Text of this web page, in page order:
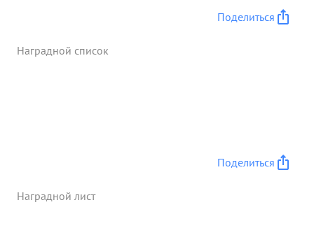
перед родиной. тов. ДАЛМАТОВ на протяжении
бывал в боевых порядках частей и
Поделиться
Наградной список
Поделиться
Наградной лист